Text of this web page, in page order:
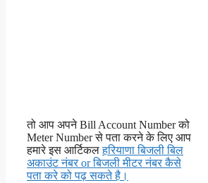
तो आप अपने Bill Account Number को
Meter Number से पता करने के लिए आप
हमारे इस आर्टिकलहरियाणा बिजली बिल
अकाउंट नंबर or बिजली मीटर नंबर कैसे
पता करे को पढ़ सकते है।